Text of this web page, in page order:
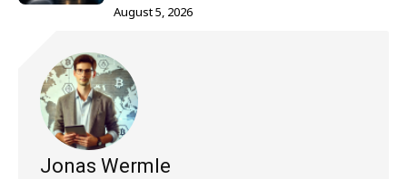
August 5, 2026
Jonas Wermle